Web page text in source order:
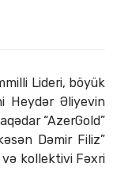
Lideri, böyük
Heydər Əliyevin
“AzerGold”
Dəmir Filiz”
və kollektivi Fəxri